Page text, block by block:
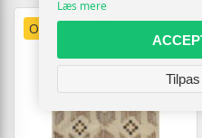
OUTLET
Læs mere